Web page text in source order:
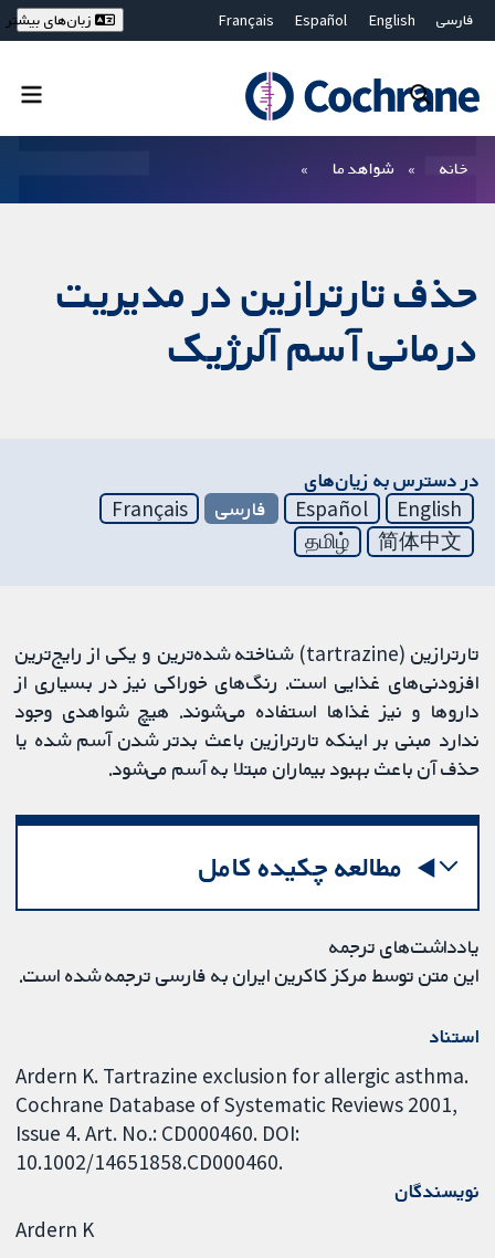
فارسی English
Español
Français
Bahasa Malaysia
ไทย
繁體中文
زبان‌های بیشتر
خانه شواهد ما
حذف تارترازین در مدیریت
درمانی آسم آلرژیک
در دسترس به زیان‌های
English
Español فارسی
Français
简体中文
தமிழ்
تارترازین (tartrazine) شناخته شده‌ترین و یکی از رایج‌ترین
افزودنی‌های غذایی است. رنگ‌های خوراکی نیز در بسیاری از
داروها و نیز غذاها استفاده می‌شوند. هیچ شواهدی وجود
ندارد مبنی بر اینکه تارترازین باعث بدتر شدن آسم شده یا
حذف آن باعث بهبود بیماران مبتلا به آسم می‌شود.
مطالعه چکیده کامل
یادداشت‌های ترجمه
این متن توسط مرکز کاکرین ایران به فارسی ترجمه شده است.
استناد
Ardern K. Tartrazine exclusion for allergic asthma.
Cochrane Database of Systematic Reviews 2001,
Issue 4. Art. No.: CD000460. DOI:
10.1002/14651858.CD000460.
نویسندگان
Ardern K